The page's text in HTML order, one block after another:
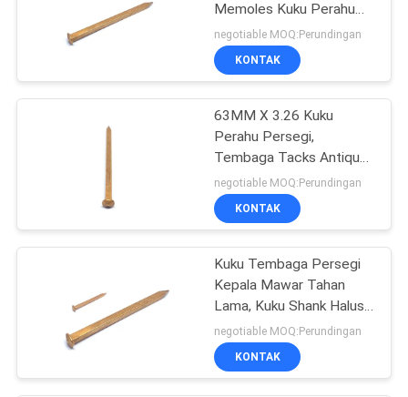
Kuku Kepala Datar
16
Putar Kuku Shank
13
Memoles Kuku Perahu
Kayu
negotiable MOQ:Perundingan
KONTAK
63MM X 3.26 Kuku
Perahu Persegi,
Tembaga Tacks Antique
Rose Head Nails
negotiable MOQ:Perundingan
KONTAK
Kuku Tembaga Persegi
Kepala Mawar Tahan
Lama, Kuku Shank Halus
76.2MM X 4.0
negotiable MOQ:Perundingan
KONTAK